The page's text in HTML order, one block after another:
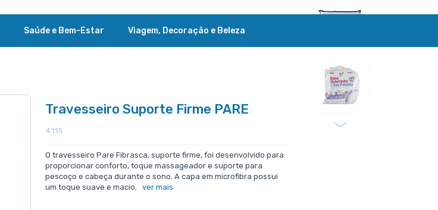
Saúde e Bem-Estar Viagem, Decoração e Beleza
Travesseiro Suporte Firme PARE
4115
O travesseiro Pare Fibrasca, suporte firme, foi desenvolvido para
proporcionar conforto, toque massageador e suporte para
pescoço e cabeça durante o sono. A capa em microfibra possui
um toque suave e macio. ver mais